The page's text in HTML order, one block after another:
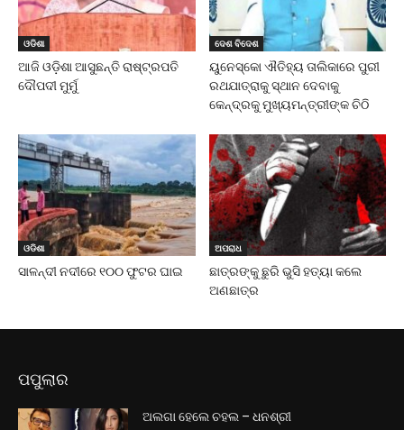
ଓଡିଶା
ଆଜି ଓଡ଼ିଶା ଆସୁଛନ୍ତି ରାଷ୍ଟ୍ରପତି
ଦୌପଦୀ ମୁର୍ମୁ
ଦେଶ ବିଦେଶ
ୟୁନେସ୍କୋ ଐତିହ୍ୟ ତାଲିକାରେ ପୁରୀ
ରଥଯାତ୍ରାକୁ ସ୍ଥାନ ଦେବାକୁ
କେନ୍ଦ୍ରକୁ ମୁଖ୍ୟମନ୍ତ୍ରୀଙ୍କ ଚିଠି
ଓଡିଶା
ସାଳନ୍ଦୀ ନଦୀରେ ୧୦୦ ଫୁଟର ଘାଇ
ଅପରାଧ
ଛାତ୍ରଙ୍କୁ ଛୁରି ଭୁସି ହତ୍ୟା କଲେ
ଅଣଛାତ୍ର
ପପୁଲାର
ଅଲଗା ହେଲେ ଚହଲ – ଧନଶ୍ରୀ